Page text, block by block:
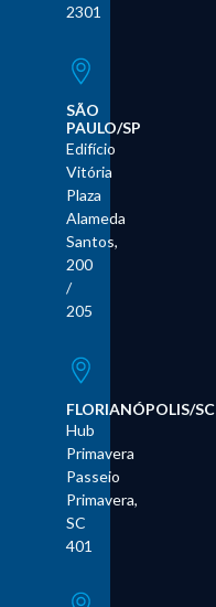
2301
SÃO
PAULO/SP
Edifício
Vitória
Plaza
Alameda
Santos,
200
/
205
FLORIANÓPOLIS/SC
Hub
Primavera
Passeio
Primavera,
SC
401